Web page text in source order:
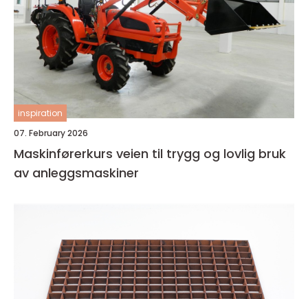
inspiration
07. February 2026
Maskinførerkurs veien til trygg og lovlig bruk
av anleggsmaskiner